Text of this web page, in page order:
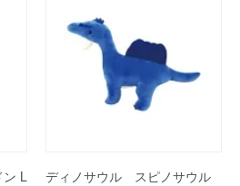
L
ディノサウル スピノサウル